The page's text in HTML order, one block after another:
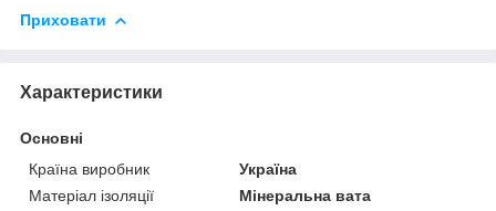
Приховати
Характеристики
Основні
Країна виробник
Україна
Матеріал ізоляції
Мінеральна вата